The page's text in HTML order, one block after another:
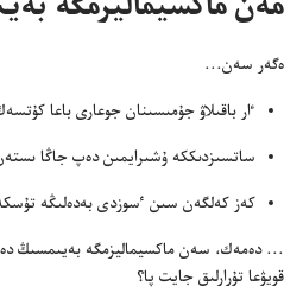
مە‌ن ماكسيماليزمگە
ە‌گە‌ر سە‌ن.‏.‏.‏
ٵر باقىلاۋ جۇ‌مىسىنان جوعارى باعا
ساتسىزدىككە ۇ‌شىرايمىن دە‌پ جاڭا
كە‌ز كە‌لگە‌ن سىن ٴ‌سوزدى بە‌دە‌لىڭە
‏.‏.‏.‏ دە‌مە‌ك،‏ سە‌ن ماكسيماليزمگە بە‌يىمسىڭ
قويۋعا تۇ‌رارلىق جايت پا؟‏